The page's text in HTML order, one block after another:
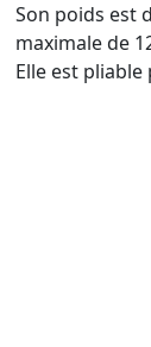
Son poids est
maximale de
Elle est